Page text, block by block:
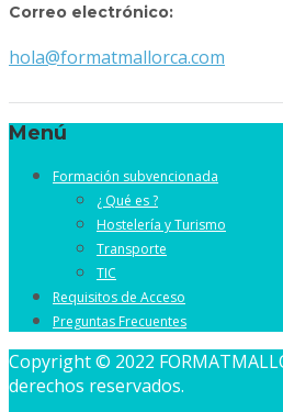
Correo electrónico:
hola@formatmallorca.com
Menú
Formación subvencionada
¿ Qué es ?
Hostelería y Turismo
Transporte
TIC
Requisitos de Acceso
Preguntas Frecuentes
Copyright © 2022
derechos reservados.